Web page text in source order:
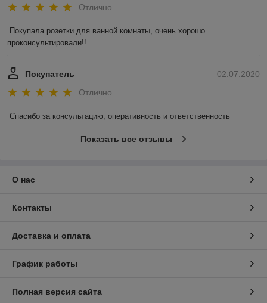
Отлично
Покупала розетки для ванной комнаты, очень хорошо
проконсультировали!!
02.07.2020
Покупатель
Отлично
Спасибо за консультацию, оперативность и ответственность
Показать все отзывы
О нас
Контакты
Доставка и оплата
График работы
Полная версия сайта